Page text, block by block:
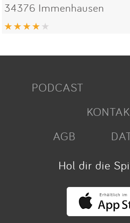
34376 Immenhausen
PODCAST
AGB
Hol dir die